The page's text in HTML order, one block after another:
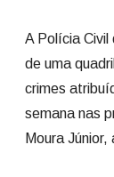
A Polícia
de uma
crimes
semana nas
Moura